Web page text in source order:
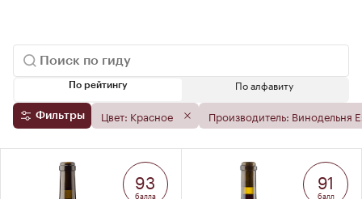
Фильтры Цвет: Красное Производитель: Винодельня
По рейтингу По алфавиту
93
балла
91
балл